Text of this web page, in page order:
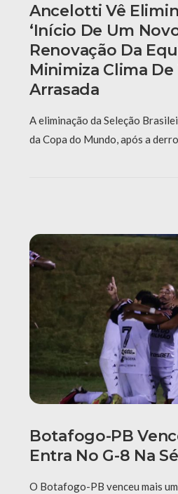
Ancelotti Vê
‘início De Um
Renovação Da
Minimiza Clima De
Arrasada
A eliminação da Seleção
da Copa do Mundo, após a
Botafogo-PB
Entra No G-8 Na
O Botafogo-PB venceu mais